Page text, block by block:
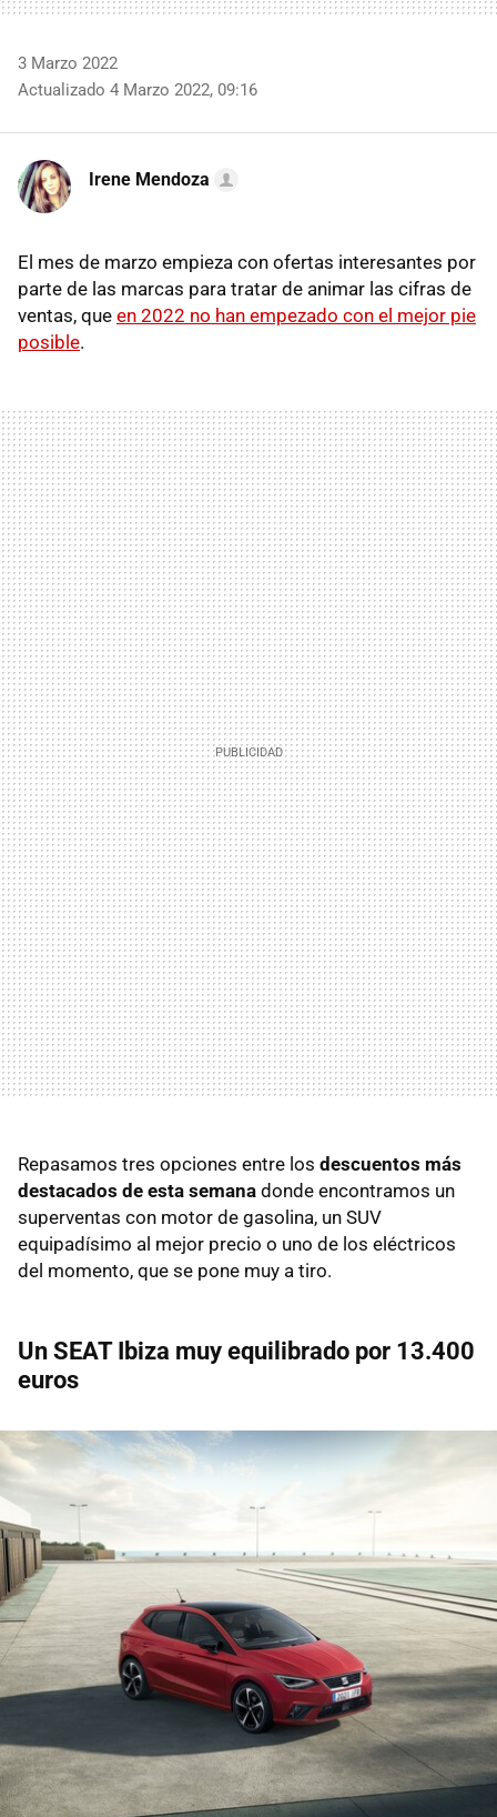
3 Marzo 2022
Actualizado 4 Marzo 2022, 09:16
Irene Mendoza
El mes de marzo empieza con ofertas interesantes por
parte de las marcas para tratar de animar las cifras de
ventas, que en 2022 no han empezado con el mejor pie
posible.
Repasamos tres opciones entre los descuentos más
destacados de esta semana donde encontramos un
superventas con motor de gasolina, un SUV
equipadísimo al mejor precio o uno de los eléctricos
del momento, que se pone muy a tiro.
Un SEAT Ibiza muy equilibrado por 13.400
euros